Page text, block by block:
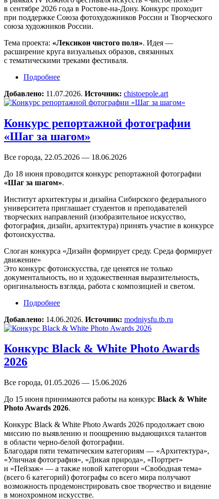
в сентябре 2026 года в Ростове-на-Дону. Конкурс проходит
при поддержке Союза фотохудожников России и Творческого
союза художников России.
Тема проекта: «Лексикон чистого поля». Идея —
расширение круга визуальных образов, связанных
с тематическими треками фестиваля.
Подробнее
Добавлено: 11.07.2026. Источник: chistoepole.art
Конкурс репортажной фотографии
«Шаг за шагом»
Все города, 22.05.2026 — 18.06.2026
До 18 июня проводится конкурс репортажной фотографии
«Шаг за шагом».
Институт архитектуры и дизайна Сибирского федерального
университета приглашает студентов и преподавателей
творческих направлений (изобразительное искусство,
фотография, дизайн, архитектура) принять участие в конкурсе
фотоискусства.
Слоган конкурса «Дизайн формирует среду. Среда формирует
движение»
Это конкурс фотоискусства, где ценятся не только
документальность, но и художественная выразительность,
оригинальность взгляда, работа с композицией и светом.
Подробнее
Добавлено: 14.06.2026. Источник: modniysfu.tb.ru
Конкурс Black & White Photo Awards
2026
Все города, 01.05.2026 — 15.06.2026
До 15 июня принимаются работы на конкурс Black & White
Photo Awards 2026.
Конкурс Black & White Photo Awards 2026 продолжает свою
миссию по выявлению и поощрению выдающихся талантов
в области черно-белой фотографии.
Благодаря пяти тематическим категориям — «Архитектура»,
«Уличная фотография», «Дикая природа», «Портрет»
и «Пейзаж» — а также новой категории «Свободная тема»
(всего 6 категорий) фотографы со всего мира получают
возможность продемонстрировать свое творчество и видение
в монохромном искусстве.